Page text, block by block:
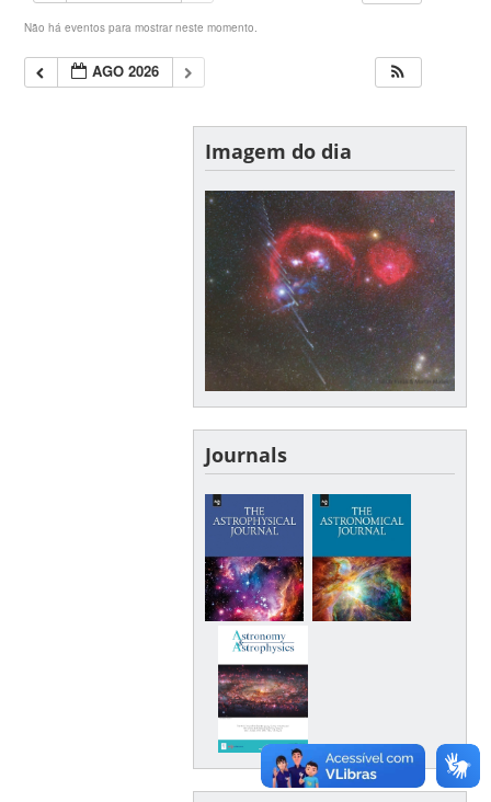
Não há eventos para mostrar neste momento.
AGO 2026
Imagem do dia
Journals